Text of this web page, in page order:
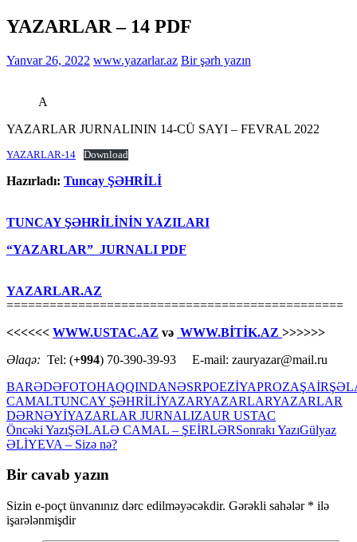
YAZARLAR – 14 PDF
Yanvar 26, 2022 www.yazarlar.az Bir şərh yazın
A
YAZARLAR JURNALININ 14-CÜ SAYI – FEVRAL 2022
YAZARLAR-14 Download
Hazırladı: Tuncay ŞƏHRİLİ
TUNCAY ŞƏHRİLİNİN YAZILARI
“YAZARLAR” JURNALI PDF
YAZARLAR.AZ
===============================================
<<<<<< WWW.USTAC.AZ və WWW.BİTİK.AZ >>>>>>
Əlaqə: Tel: (+994) 70-390-39-93 E-mail: zauryazar@mail.ru
BARƏDƏFOTOHAQQINDANƏSRPOEZİYAPROZAŞAİR
CAMALTUNCAY ŞƏHRİLİYAZARYAZARLARYAZARLAR
DƏRNƏYİYAZARLAR JURNALIZAUR USTAC
Yazılar
üzrə
naviqasiya
Öncəki YazıŞƏLALƏ CAMAL – ŞEİRLƏRSonrakı YazıGülyaz
ƏLİYEVA – Sizə nə?
Bir cavab yazın
Sizin e-poçt ünvanınız dərc edilməyəcəkdir. Gərəkli sahələr * ilə
işarələnmişdir